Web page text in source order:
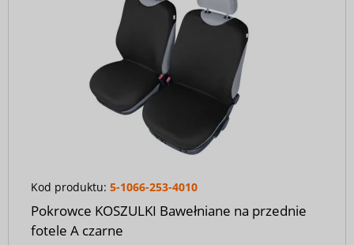
Kod produktu: 5-1066-253-4010
Pokrowce KOSZULKI Bawełniane na przednie
fotele A czarne